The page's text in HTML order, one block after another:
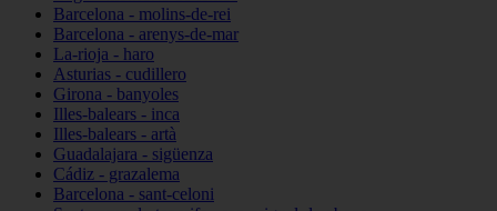
Barcelona - molins-de-rei
Barcelona - arenys-de-mar
La-rioja - haro
Asturias - cudillero
Girona - banyoles
Illes-balears - inca
Illes-balears - artà
Guadalajara - sigüenza
Cádiz - grazalema
Barcelona - sant-celoni